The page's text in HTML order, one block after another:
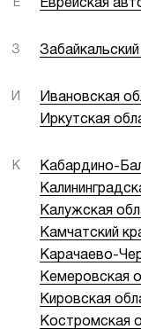
Е Еврейская
З Забайкальский
И
Ивановская
Иркутская
К
Кабардино-
Калужская
Камчатский
Карачаево-
Кемеровская
Кировская
Костромская